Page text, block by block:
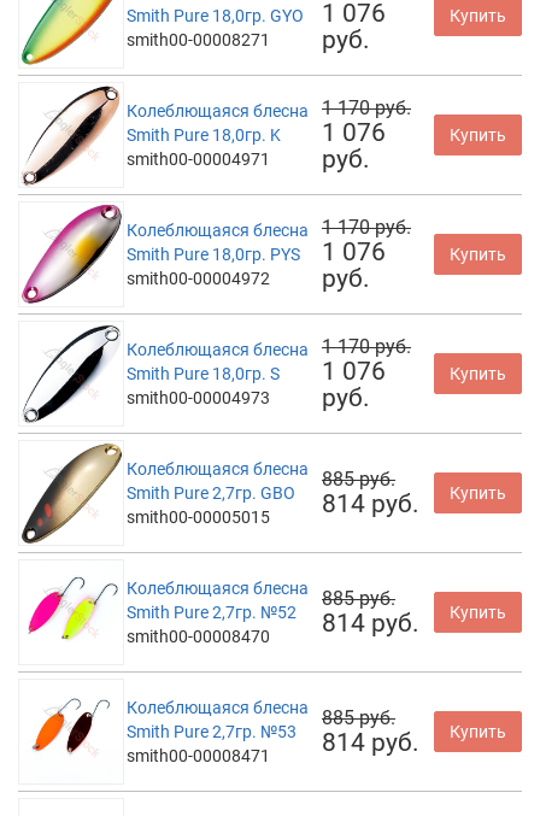
Smith Pure 18,0гр. GYO
smith00-00008271
1 076
руб.
Купить
Колеблющаяся блесна
Smith Pure 18,0гр. K
smith00-00004971
1 170 руб.
1 076
руб.
Купить
Колеблющаяся блесна
Smith Pure 18,0гр. PYS
smith00-00004972
1 170 руб.
1 076
руб.
Купить
Колеблющаяся блесна
Smith Pure 18,0гр. S
smith00-00004973
1 170 руб.
1 076
руб.
Купить
Колеблющаяся блесна
Smith Pure 2,7гр. GBO
smith00-00005015
885 руб.
814 руб. Купить
Колеблющаяся блесна
Smith Pure 2,7гр. №52
smith00-00008470
885 руб.
814 руб. Купить
Колеблющаяся блесна
Smith Pure 2,7гр. №53
smith00-00008471
885 руб.
814 руб. Купить